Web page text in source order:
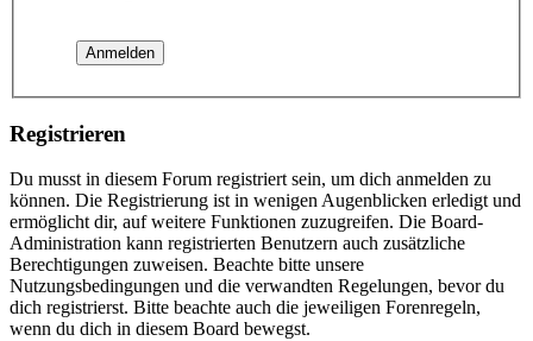
Registrieren
Du musst in diesem Forum registriert sein, um dich anmelden zu
können. Die Registrierung ist in wenigen Augenblicken erledigt und
ermöglicht dir, auf weitere Funktionen zuzugreifen. Die Board-
Administration kann registrierten Benutzern auch zusätzliche
Berechtigungen zuweisen. Beachte bitte unsere
Nutzungsbedingungen und die verwandten Regelungen, bevor du
dich registrierst. Bitte beachte auch die jeweiligen Forenregeln,
wenn du dich in diesem Board bewegst.